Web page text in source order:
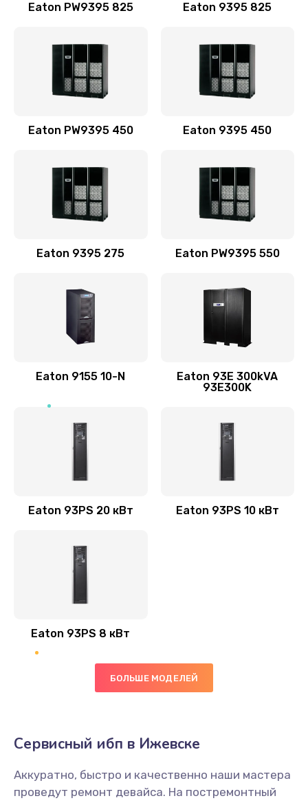
Eaton PW9395 825 Eaton 9395 825
Eaton PW9395 450 Eaton 9395 450
Eaton 9395 275 Eaton PW9395 550
Eaton 9155 10-N
Eaton 93E 300kVA
93E300K
Eaton 93PS 20 кВт Eaton 93PS 10 кВт
Eaton 93PS 8 кВт
БОЛЬШЕ МОДЕЛЕЙ
Сервисный ибп в Ижевске
Аккуратно, быстро и качественно наши мастера
проведут ремонт девайса. На постремонтный